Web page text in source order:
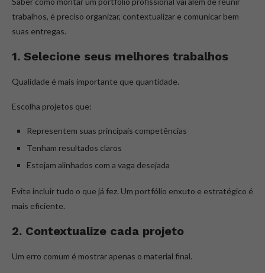
trabalhos, é preciso organizar, contextualizar e comunicar bem
suas entregas.
1. Selecione seus melhores trabalhos
Qualidade é mais importante que quantidade.
Escolha projetos que:
Representem suas principais competências
Tenham resultados claros
Estejam alinhados com a vaga desejada
Evite incluir tudo o que já fez. Um portfólio enxuto e estratégico é
mais eficiente.
2. Contextualize cada projeto
Um erro comum é mostrar apenas o material final.